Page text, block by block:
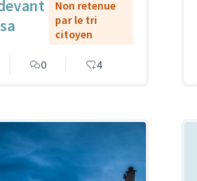
Non retenue
par le tri
citoyen
0 4